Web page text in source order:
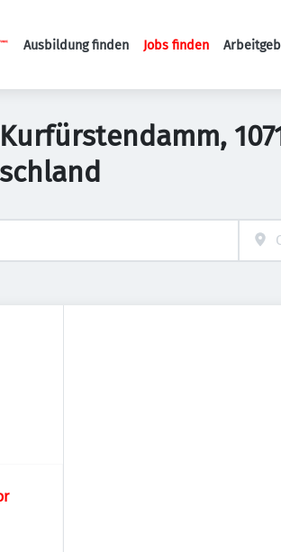
Haupt-
Ausbildung finden Jobs finden